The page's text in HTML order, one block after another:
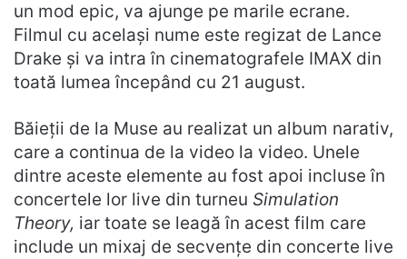
un mod epic, va ajunge pe marile ecrane.
Filmul cu același nume este regizat de Lance
Drake și va intra în cinematografele IMAX din
toată lumea începând cu 21 august.
Băieții de la Muse au realizat un album narativ,
care a continua de la video la video. Unele
dintre aceste elemente au fost apoi incluse în
concertele lor live din turneu Simulation
Theory, iar toate se leagă în acest film care
include un mixaj de secvențe din concerte live